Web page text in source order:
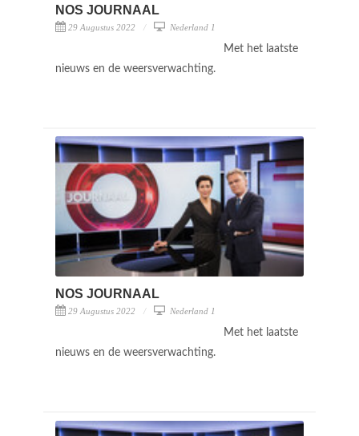
NOS JOURNAAL
29 Augustus 2022 Nederland 1
Met het laatste
nieuws en de weersverwachting.
NOS JOURNAAL
29 Augustus 2022 Nederland 1
Met het laatste
nieuws en de weersverwachting.